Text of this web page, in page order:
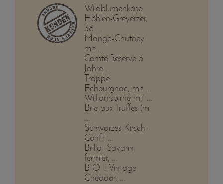
Wildblumenkäse
Höhlen-Greyerzer,
36 ...
Mango-Chutney
mit ...
Comté Reserve 3
Jahre ...
Trappe
Echourgnac, mit ...
Williamsbirne mit ...
Brie aux Truffes (m.
...
Schwarzes Kirsch-
Confit ...
Brillat Savarin
fermier, ...
BIO !! Vintage
Cheddar, ...